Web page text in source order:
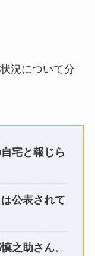
況について分
宅と報じら
公表されて
之助さん、